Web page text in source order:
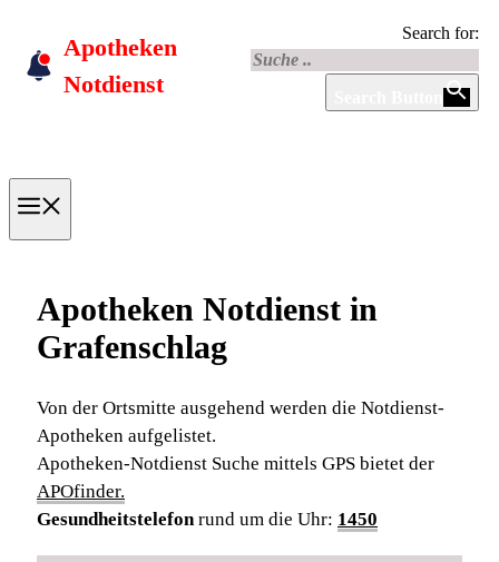
content
Apotheken
Notdienst
Search for:
Apotheken Notdienst in
Grafenschlag
Von der Ortsmitte ausgehend werden die Notdienst-
Apotheken aufgelistet.
Apotheken-Notdienst Suche mittels GPS bietet der
APOfinder.
Gesundheitstelefon rund um die Uhr: 1450